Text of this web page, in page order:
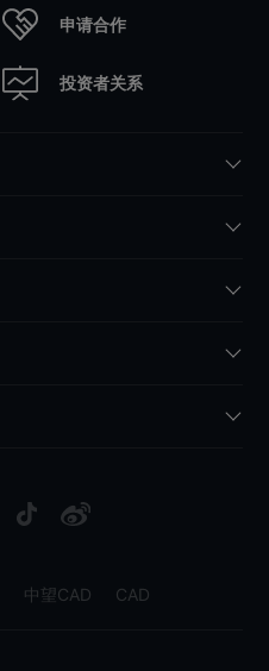
申请合作
投资者关系
中望CAD CAD